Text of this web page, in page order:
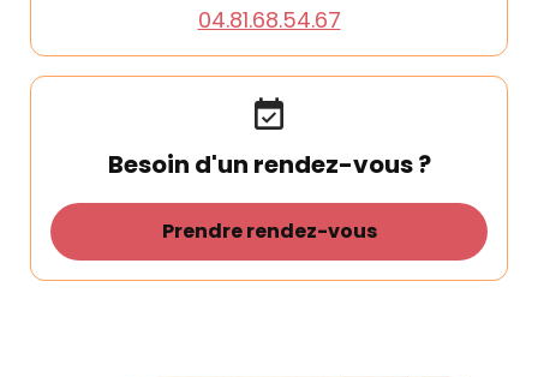
04.81.68.54.67
event_available
Besoin d'un rendez-vous ?
Prendre rendez-vous